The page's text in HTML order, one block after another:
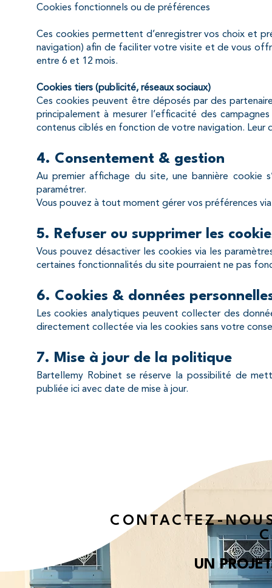
Cookies fonctionnels ou de préférences
Ces cookies permettent d’enregistrer vos choix et
navigation) afin de faciliter votre visite et de vous
entre 6 et 12 mois.
Cookies tiers (publicité, réseaux sociaux)
Ces cookies peuvent être déposés par des
principalement à mesurer l’efficacité des
contenus ciblés en fonction de votre navigation. Leur
4. Consentement & gestion
Au premier affichage du site, une bannière cookie
paramétrer.
Vous pouvez à tout moment gérer vos préférences
5. Refuser ou supprimer les
Vous pouvez désactiver les cookies via les
certaines fonctionnalités du site pourraient ne pas
6. Cookies & données
Les cookies analytiques peuvent collecter des
directement collectée via les cookies sans votre
7. Mise à jour de la politique
Bartellemy Robinet se réserve la possibilité de
publiée ici avec date de mise à jour.
CONTACTEZ-
UN